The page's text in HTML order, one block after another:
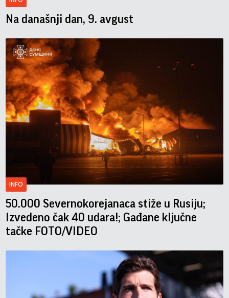
Na današnji dan, 9. avgust
INFO
50.000 Severnokorejanaca stiže u Rusiju;
Izvedeno čak 40 udara!; Gađane ključne
tačke FOTO/VIDEO